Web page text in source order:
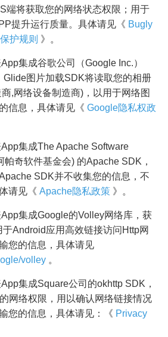
端将获取您的网络状态权限；用于
提升运行质量。具体请见《 Bugly
护规则 》。
集成谷歌公司（Google Inc.）
图片加载SDK将读取您的相册
,网络设备制造商)，以用于网络图
信息，具体请见《 Google隐私权政
集成The Apache Software
奇软件基金会) 的Apache SDK，
SDK并不收集您的信息，不
请见《 Apache隐私政策 》。
集成Google的Volley网络库，获
Android应用高效链接访问Http网
您的信息，具体请见
volley 。
集成Square公司的okhttp SDK，
网络权限，用以确认网络链接情况
您的信息，具体请见：《 Privacy